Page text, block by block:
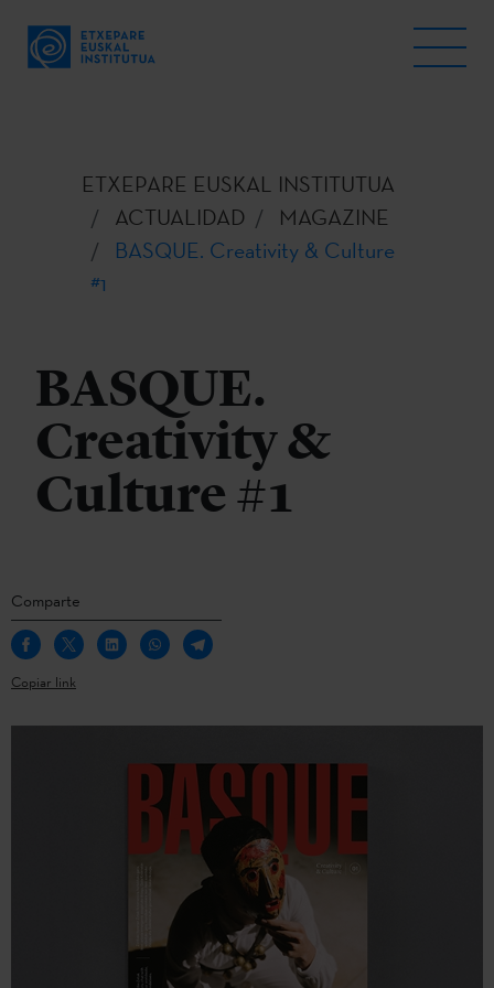
ETXEPARE EUSKAL INSTITUTUA
ACTUALIDAD
MAGAZINE
BASQUE. Creativity & Culture
#1
BASQUE.
Creativity &
Culture #1
Comparte
Copiar link